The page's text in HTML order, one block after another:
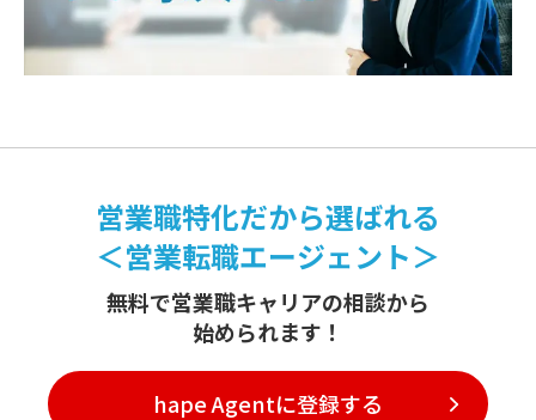
営業職特化だから選ばれる
＜営業転職エージェント＞
無料で営業職キャリアの相談から
始められます！
hape Agentに登録する